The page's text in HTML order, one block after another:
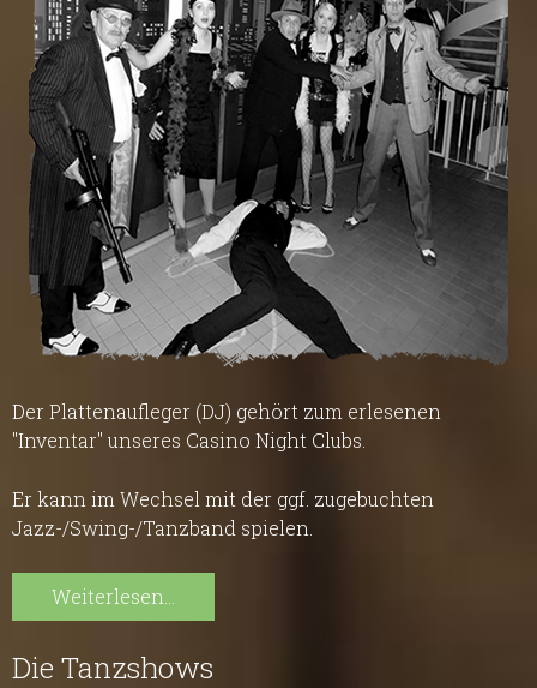
Der Plattenaufleger (DJ) gehört zum erlesenen
"Inventar" unseres Casino Night Clubs.
Er kann im Wechsel mit der ggf. zugebuchten
Jazz-/Swing-/Tanzband spielen.
Weiterlesen...
Die Tanzshows